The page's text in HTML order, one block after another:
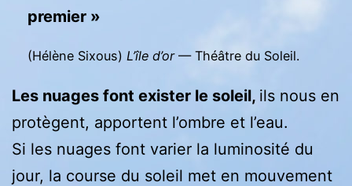
premier »
(Hélène Sixous) L’île d’or— Théâtre du Soleil.
Les nuages font exister le soleil, ils nous en
protègent, apportent l’ombre et l’eau.
Si les nuages font varier la luminosité du
jour, la course du soleil met en mouvement